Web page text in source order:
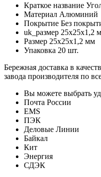
Краткое название
Материал Алюминий
Покрытие Без
uk_размер 25х25х1,2
Размер 25х25х1,2 мм
Упаковка 20 шт.
Бережная доставка в
завода производителя по
Вы можете выбрать
Почта России
EMS
ПЭК
Деловые Линии
Байкал
Кит
Энергия
СДЭК